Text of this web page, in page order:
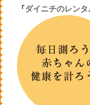
『ダイニチのレン